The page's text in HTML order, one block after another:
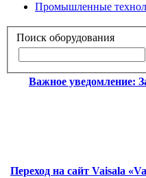
Промышленные
Поиск оборудования
Важное уведомление:
Переход на сайт Vaisala